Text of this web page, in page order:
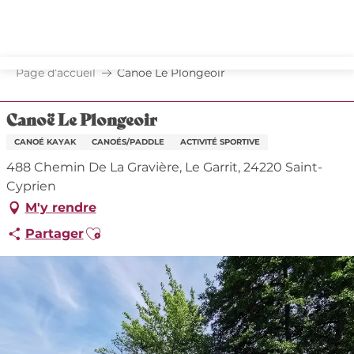
principal
Page d’accueil Canoë Le Plongeoir
Canoë Le Plongeoir
CANOÉ KAYAK CANOÉS/PADDLE ACTIVITÉ SPORTIVE
488 Chemin De La Gravière, Le Garrit, 24220 Saint-
Cyprien
M'y rendre
PartagerAjouter aux favoris